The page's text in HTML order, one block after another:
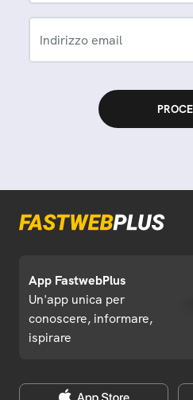
Indirizzo email
App FastwebPlus
Un'app unica per
conoscere, informare,
ispirare